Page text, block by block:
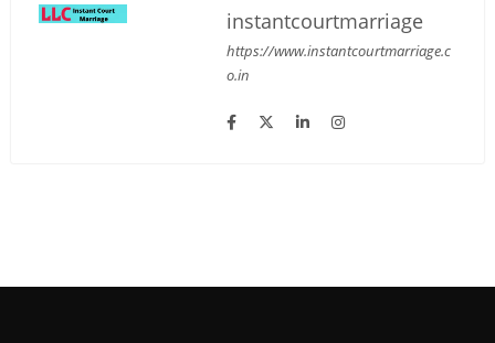
instantcourtmarriage
https://www.instantcourtmarriage.c
o.in